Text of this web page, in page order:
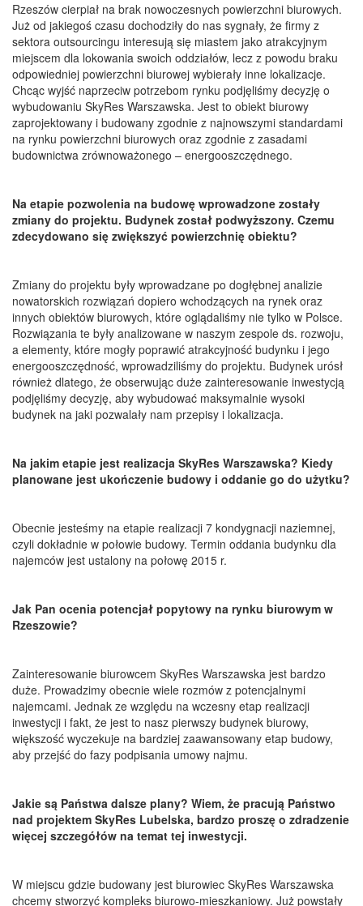
Rzeszów cierpiał na brak nowoczesnych powierzchni biurowych.
Już od jakiegoś czasu dochodziły do nas sygnały, że firmy z
sektora outsourcingu interesują się miastem jako atrakcyjnym
miejscem dla lokowania swoich oddziałów, lecz z powodu braku
odpowiedniej powierzchni biurowej wybierały inne lokalizacje.
Chcąc wyjść naprzeciw potrzebom rynku podjęliśmy decyzję o
wybudowaniu SkyRes Warszawska. Jest to obiekt biurowy
zaprojektowany i budowany zgodnie z najnowszymi standardami
na rynku powierzchni biurowych oraz zgodnie z zasadami
budownictwa zrównoważonego – energooszczędnego.
Na etapie pozwolenia na budowę wprowadzone zostały
zmiany do projektu. Budynek został podwyższony. Czemu
zdecydowano się zwiększyć powierzchnię obiektu?
Zmiany do projektu były wprowadzane po dogłębnej analizie
nowatorskich rozwiązań dopiero wchodzących na rynek oraz
innych obiektów biurowych, które oglądaliśmy nie tylko w Polsce.
Rozwiązania te były analizowane w naszym zespole ds. rozwoju,
a elementy, które mogły poprawić atrakcyjność budynku i jego
energooszczędność, wprowadziliśmy do projektu. Budynek urósł
również dlatego, że obserwując duże zainteresowanie inwestycją
podjęliśmy decyzję, aby wybudować maksymalnie wysoki
budynek na jaki pozwalały nam przepisy i lokalizacja.
Na jakim etapie jest realizacja SkyRes Warszawska? Kiedy
planowane jest ukończenie budowy i oddanie go do użytku?
Obecnie jesteśmy na etapie realizacji 7 kondygnacji naziemnej,
czyli dokładnie w połowie budowy. Termin oddania budynku dla
najemców jest ustalony na połowę 2015 r.
Jak Pan ocenia potencjał popytowy na rynku biurowym w
Rzeszowie?
Zainteresowanie biurowcem SkyRes Warszawska jest bardzo
duże. Prowadzimy obecnie wiele rozmów z potencjalnymi
najemcami. Jednak ze względu na wczesny etap realizacji
inwestycji i fakt, że jest to nasz pierwszy budynek biurowy,
większość wyczekuje na bardziej zaawansowany etap budowy,
aby przejść do fazy podpisania umowy najmu.
Jakie są Państwa dalsze plany? Wiem, że pracują Państwo
nad projektem SkyRes Lubelska, bardzo proszę o zdradzenie
więcej szczegółów na temat tej inwestycji.
W miejscu gdzie budowany jest biurowiec SkyRes Warszawska
chcemy stworzyć kompleks biurowo-mieszkaniowy. Już powstały